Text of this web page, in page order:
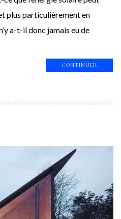
plus particulièrement en
a-t-il donc jamais eu de
CONTINUER